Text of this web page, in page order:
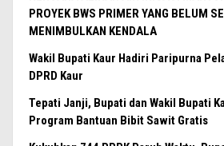
PROYEK BWS PRIMER YANG BELUM
MENIMBULKAN KENDALA
Wakil Bupati Kaur Hadiri Paripurna
DPRD Kaur
Tepati Janji, Bupati dan Wakil Bupati
Program Bantuan Bibit Sawit Gratis